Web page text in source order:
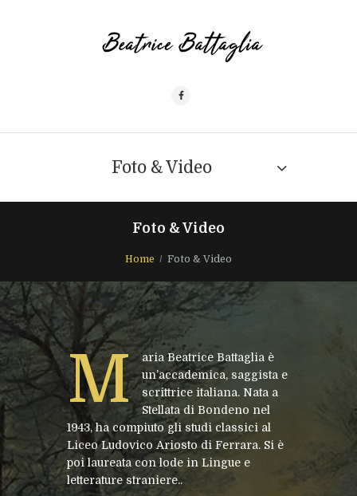
Foto & Video
Foto & Video
Home Foto & Video
M
aria Beatrice Battaglia è
un’accademica, saggista e
scrittrice italiana. Nata a
Stellata di Bondeno nel
1943, ha compiuto gli studi classici al
Liceo Ludovico Ariosto di Ferrara. Si è
poi laureata con lode in Lingue e
letterature straniere..